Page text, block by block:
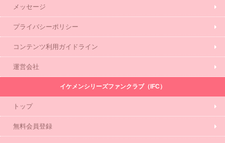
メッセージ
プライバシーポリシー
コンテンツ利用ガイドライン
運営会社
イケメンシリーズファンクラブ（IFC）
トップ
無料会員登録